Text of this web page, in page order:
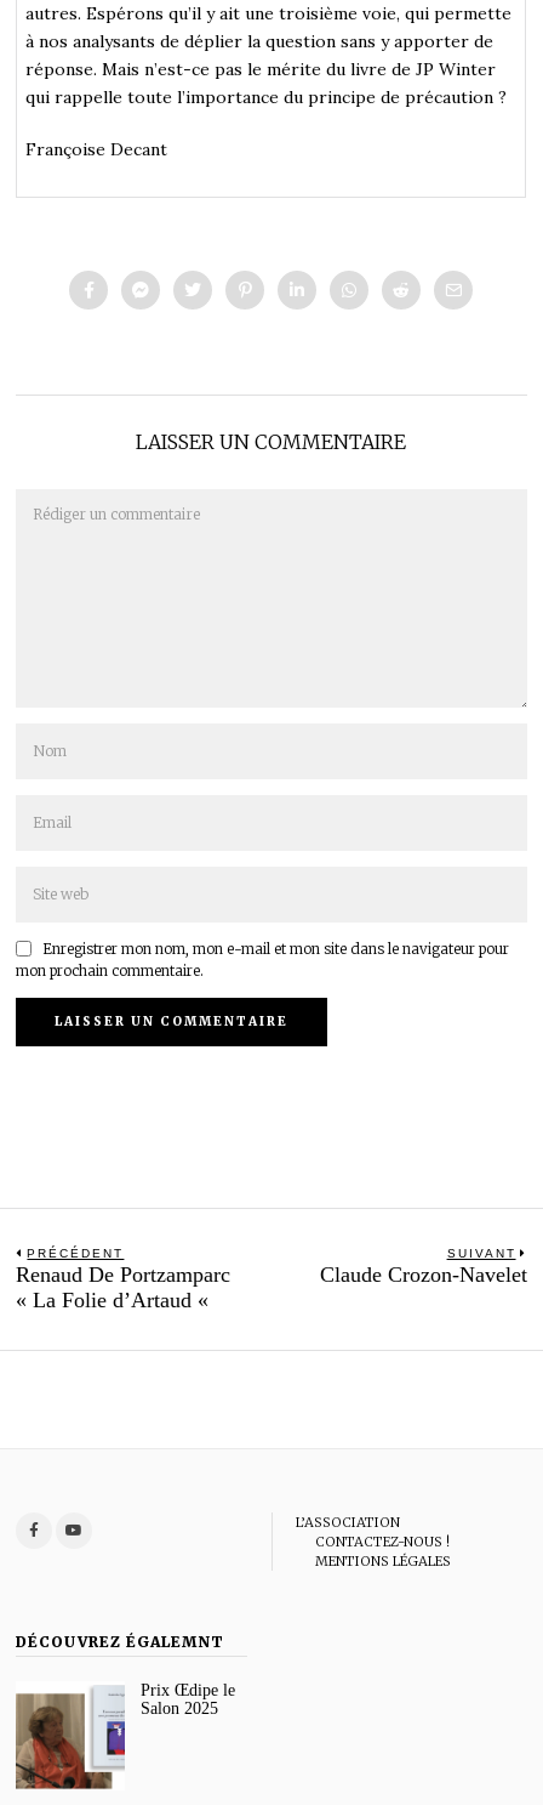
autres. Espérons qu’il y ait une troisième voie, qui permette
à nos analysants de déplier la question sans y apporter de
réponse. Mais n’est-ce pas le mérite du livre de JP Winter
qui rappelle toute l’importance du principe de précaution ?
Françoise Decant
LAISSER UN COMMENTAIRE
Enregistrer mon nom, mon e-mail et mon site dans le navigateur pour
mon prochain commentaire.
Navigation
de
l’article
PRÉCÉDENT
Previous
post:
Renaud De Portzamparc
« La Folie d’Artaud «
SUIVANT
Claude Crozon-Navelet
L’ASSOCIATION
CONTACTEZ-NOUS !
MENTIONS LÉGALES
DÉCOUVREZ ÉGALEMNT
Prix Œdipe le
Salon 2025